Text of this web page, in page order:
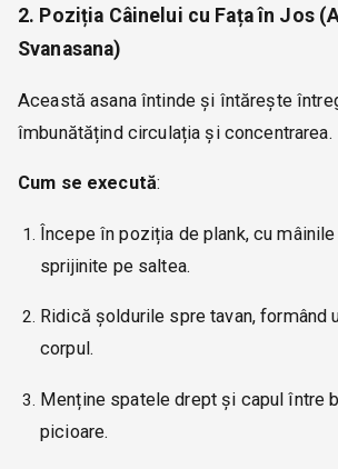
2. Poziția Câinelui cu Fața în Jos
Svanasana)
Această asana întinde și întărește
îmbunătățind circulația și concentrarea.
Cum se execută:
Începe în poziția de plank, cu
sprijinite pe saltea.
Ridică șoldurile spre tavan, formând
corpul.
Menține spatele drept și capul între
picioare.